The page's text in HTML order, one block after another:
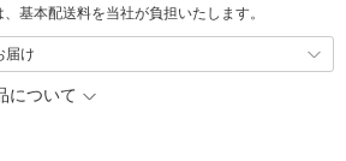
基本配送料を当社が負担いたします。
届け
について